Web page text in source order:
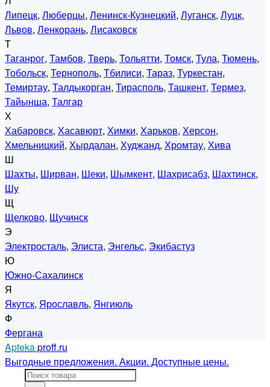
Липецк, Люберцы, Ленинск-Кузнецкий, Луганск, Луцк,
Львов, Ленкорань, Лисаковск
Т
Таганрог, Тамбов, Тверь, Тольятти, Томск, Тула, Тюмень,
Тобольск, Тернополь, Тбилиси, Тараз, Туркестан,
Темиртау, Талдыкорган, Тирасполь, Ташкент, Термез,
Тайынша, Талгар
Х
Хабаровск, Хасавюрт, Химки, Харьков, Херсон,
Хмельницкий, Хырдалан, Худжанд, Хромтау, Хива
Ш
Шахты, Ширван, Шеки, Шымкент, Шахрисабз, Шахтинск,
Шу
Щ
Щелково, Щучинск
Э
Электросталь, Элиста, Энгельс, Экибастуз
Ю
Южно-Сахалинск
Я
Якутск, Ярославль, Янгиюль
Ф
Фергана
Aptekaproff.ru
Выгодные предложения. Акции. Доступные цены.